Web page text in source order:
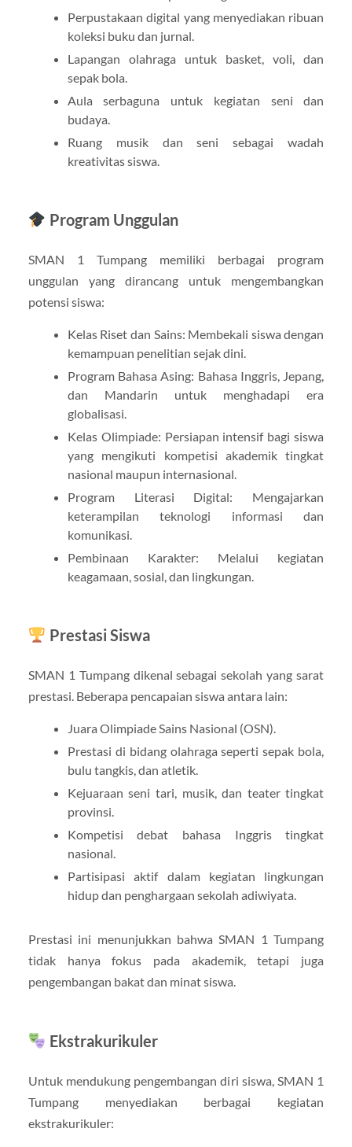
Perpustakaan digital yang menyediakan ribuan
koleksi buku dan jurnal.
Lapangan olahraga untuk basket, voli, dan
sepak bola.
Aula serbaguna untuk kegiatan seni dan
budaya.
Ruang musik dan seni sebagai wadah
kreativitas siswa.
Program Unggulan
SMAN 1 Tumpang memiliki berbagai program
unggulan yang dirancang untuk mengembangkan
potensi siswa:
Kelas Riset dan Sains: Membekali siswa dengan
kemampuan penelitian sejak dini.
Program Bahasa Asing: Bahasa Inggris, Jepang,
dan Mandarin untuk menghadapi era
globalisasi.
Kelas Olimpiade: Persiapan intensif bagi siswa
yang mengikuti kompetisi akademik tingkat
nasional maupun internasional.
Program Literasi Digital: Mengajarkan
keterampilan teknologi informasi dan
komunikasi.
Pembinaan Karakter: Melalui kegiatan
keagamaan, sosial, dan lingkungan.
Prestasi Siswa
SMAN 1 Tumpang dikenal sebagai sekolah yang sarat
prestasi. Beberapa pencapaian siswa antara lain:
Juara Olimpiade Sains Nasional (OSN).
Prestasi di bidang olahraga seperti sepak bola,
bulu tangkis, dan atletik.
Kejuaraan seni tari, musik, dan teater tingkat
provinsi.
Kompetisi debat bahasa Inggris tingkat
nasional.
Partisipasi aktif dalam kegiatan lingkungan
hidup dan penghargaan sekolah adiwiyata.
Prestasi ini menunjukkan bahwa SMAN 1 Tumpang
tidak hanya fokus pada akademik, tetapi juga
pengembangan bakat dan minat siswa.
Ekstrakurikuler
Untuk mendukung pengembangan diri siswa, SMAN 1
Tumpang menyediakan berbagai kegiatan
ekstrakurikuler: